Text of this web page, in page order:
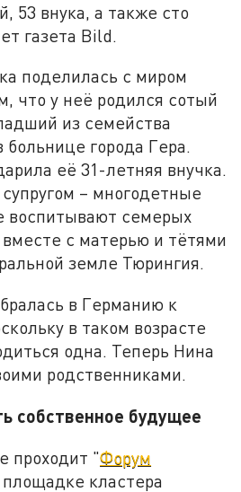
53 внука, а также сто
газета Bild.
поделилась с миром
что у неё родился сотый
из семейства
больнице города Гера.
её 31-летняя внучка.
– многодетные
воспитывают семерых
с матерью и тётями
земле Тюрингия.
в Германию к
в таком возрасте
одна. Теперь Нина
родственниками.
собственное будущее
проходит "Форум
кластера